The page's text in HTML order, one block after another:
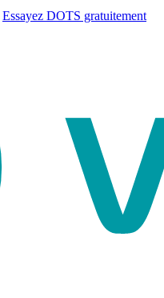
Essayez DOTS gratuitement